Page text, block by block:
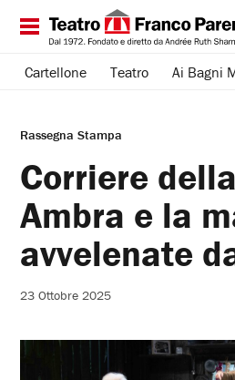
Cartellone Teatro Ai Bagni
Rassegna Stampa
Corriere
Ambra e la
avvelenate
23 Ottobre 2025